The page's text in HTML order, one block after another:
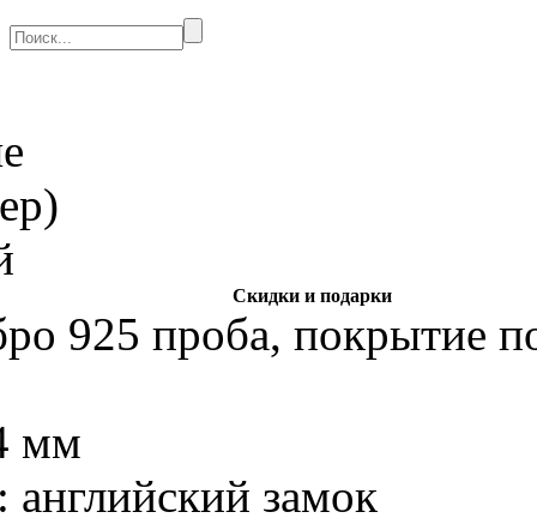
Скидки и подарки
925 проба, покрытие
мм
английский замок